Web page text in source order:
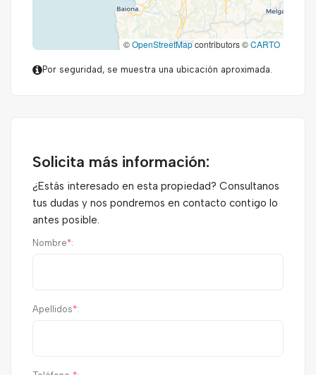
©OpenStreetMapcontributors ©CARTO
Por seguridad, se muestra una ubicación aproximada.
Solicita más información:
¿Estás interesado en esta propiedad? Consultanos
tus dudas y nos pondremos en contacto contigo lo
antes posible.
Nombre*:
Apellidos*: